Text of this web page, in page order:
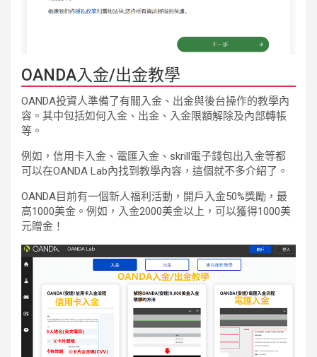
OANDA入金/出金教學
OANDA投資人準備了有關入金、出金與後台操作的教學內
容。其中包括如何入金、出金、入金限額解除及內部轉帳
等。
例如，信用卡入金、電匯入金、skrill電子錢包出入金等都
可以在OANDA Lab內找到教學內容，這個就不多介紹了。
OANDA目前有一個新人福利活動，開戶入金50%獎勵，最
高1000美金。例如，入金2000美金以上，可以獲得1000美
元贈金！